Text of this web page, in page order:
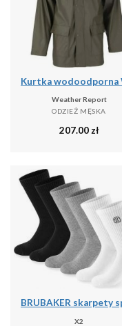
Weather Report
ODZIEŻ MĘSKA
207.00zł
X2